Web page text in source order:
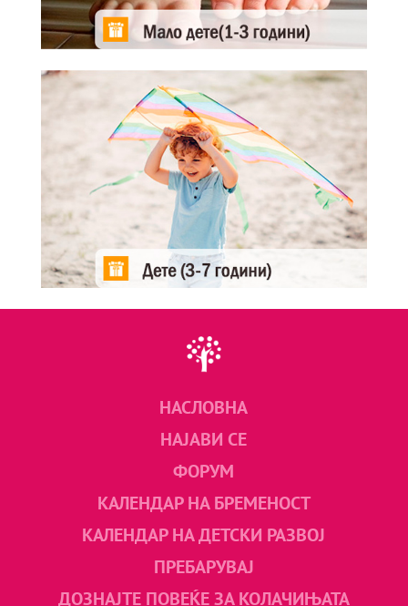
НАСЛОВНА
НАЈАВИ СЕ
ФОРУМ
КАЛЕНДАР НА БРЕМЕНОСТ
КАЛЕНДАР НА ДЕТСКИ РАЗВОЈ
ПРЕБАРУВАЈ
ДОЗНАЈТЕ ПОВЕЌЕ ЗА КОЛАЧИЊАТА